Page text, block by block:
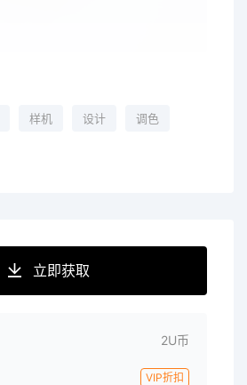
样机 设计 调色
立即获取
2U币
VIP折扣